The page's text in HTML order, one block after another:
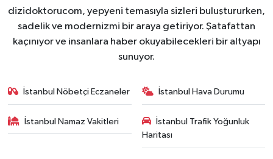
dizidoktorucom, yepyeni temasıyla sizleri buluştururken,
sadelik ve modernizmi bir araya getiriyor. Şatafattan
kaçınıyor ve insanlara haber okuyabilecekleri bir altyapı
sunuyor.
İstanbul Nöbetçi Eczaneler İstanbul Hava Durumu
İstanbul Namaz Vakitleri
İstanbul Trafik Yoğunluk
Haritası